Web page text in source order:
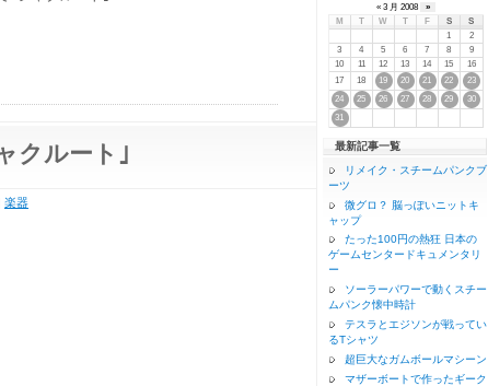
クルート｣
|楽器
« 3 月 2008
»
M
T W T F S
S
1
2
3
4 5 6 7 8
9
10
11 12 13 14 15
16
17
18 19 20 21 22
23
24
25 26 27 28 29
30
31
最新記事一覧
リメイク・スチームパンクブ
ーツ
微グロ？ 脳っぽいニットキ
ャップ
たった100円の熱狂 日本の
ゲームセンタードキュメンタリ
ー
ソーラーパワーで動くスチー
ムパンク懐中時計
テスラとエジソンが戦ってい
るTシャツ
超巨大なガムボールマシーン
マザーボートで作ったギーク